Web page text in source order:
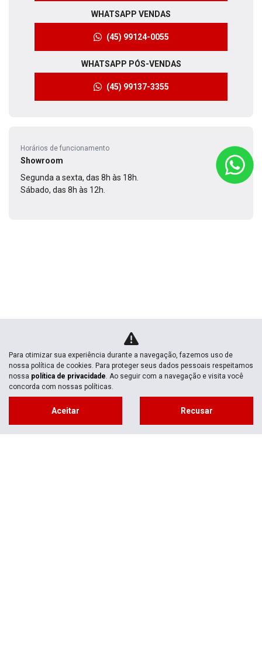
WHATSAPP VENDAS
(45) 99124-0055
WHATSAPP PÓS-VENDAS
(45) 99137-3355
Horários de funcionamento
Showroom
Segunda a sexta, das 8h às 18h.
Sábado, das 8h às 12h.
Para otimizar sua experiência durante a navegação, fazemos uso de
nossa política de cookies. Para proteger seus dados pessoais respeitamos
nossa política de privacidade. Ao seguir com a navegação e visita você
concorda com nossas políticas.
Aceitar Recusar